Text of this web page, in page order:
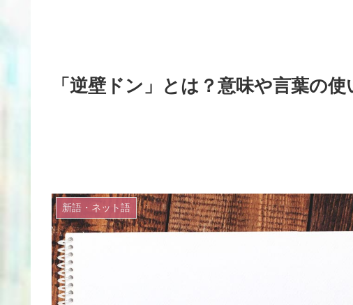
「逆壁ドン」とは？意味や言葉の
新語・ネット語